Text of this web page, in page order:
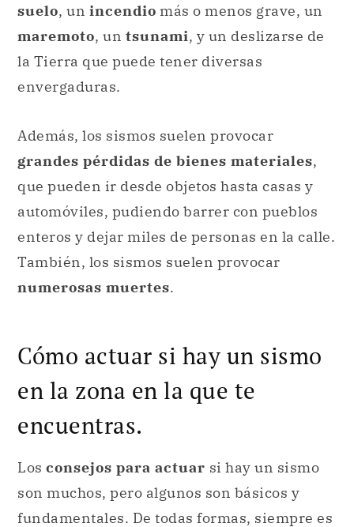
suelo, un incendio más o menos grave, un
maremoto, un tsunami, y un deslizarse de
la Tierra que puede tener diversas
envergaduras.
Además, los sismos suelen provocar
grandes pérdidas de bienes materiales,
que pueden ir desde objetos hasta casas y
automóviles, pudiendo barrer con pueblos
enteros y dejar miles de personas en la calle.
También, los sismos suelen provocar
numerosas muertes.
Cómo actuar si hay un sismo
en la zona en la que te
encuentras.
Los consejos para actuar si hay un sismo
son muchos, pero algunos son básicos y
fundamentales. De todas formas, siempre es